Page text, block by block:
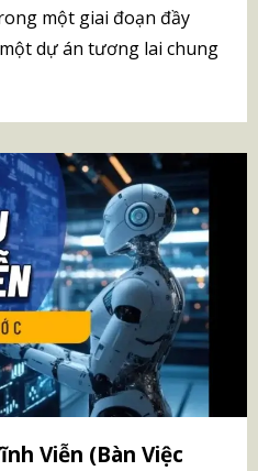
một giai đoạn đầy
dự án tương lai chung
Viễn (Bàn Việc